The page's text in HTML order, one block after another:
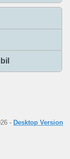
- Desktop Version